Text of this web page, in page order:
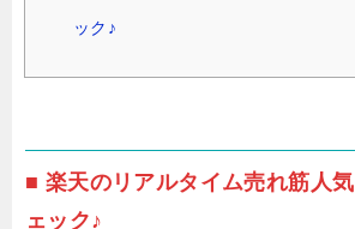
ック♪
■ 楽天のリアルタイム売れ筋人
ェック♪